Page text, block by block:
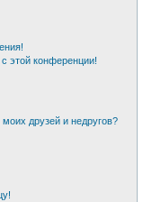
этой конференции!
друзей и недругов?